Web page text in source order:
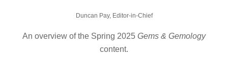
Duncan Pay, Editor-in-Chief
An overview of the Spring 2025 Gems & Gemology
content.